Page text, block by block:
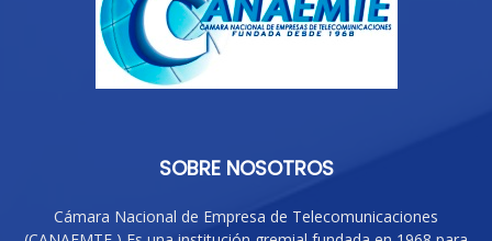
SOBRE NOSOTROS
Cámara Nacional de Empresa de Telecomunicaciones